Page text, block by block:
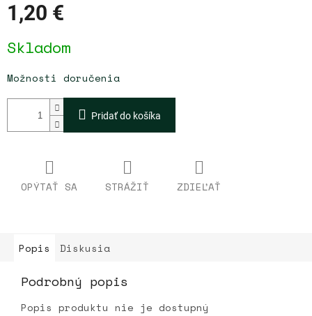
1,20 €
cena:
Skladom
Možnosti doručenia
Pridať do košíka
OPÝTAŤ SA STRÁŽIŤ ZDIEĽAŤ
Popis Diskusia
Podrobný popis
Popis produktu nie je dostupný